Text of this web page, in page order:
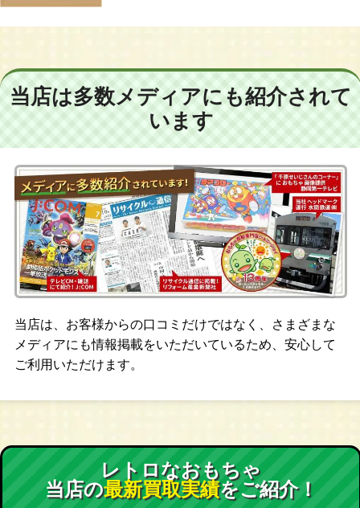
当店は多数メディアにも紹介されて
います
当店は、お客様からの口コミだけではなく、さまざまな
メディアにも情報掲載をいただいているため、安心して
ご利用いただけます。
レトロなおもちゃ
当店の最新買取実績をご紹介！